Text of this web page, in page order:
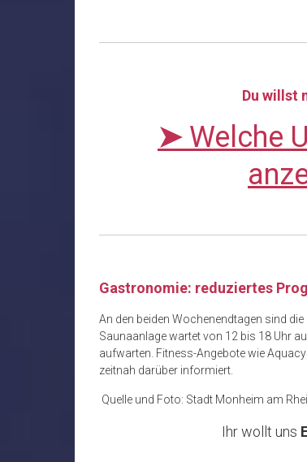
Du willst
➤ Welche
Gastronomie: reduziertes
An den beiden Wochenendtagen sind
Saunaanlage wartet von 12 bis 18 Uhr
aufwarten. Fitness-Angebote wie
zeitnah darüber informiert.
Quelle und Foto: Stadt Monheim am
Ihr wollt uns